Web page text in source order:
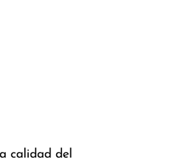
calidad del